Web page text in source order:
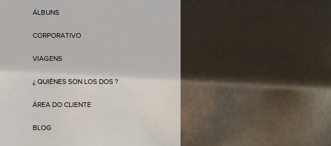
ÁLBUNS
CORPORATIVO
VIAGENS
¿ QUIÉNES SON LOS DOS ?
ÁREA DO CLIENTE
BLOG